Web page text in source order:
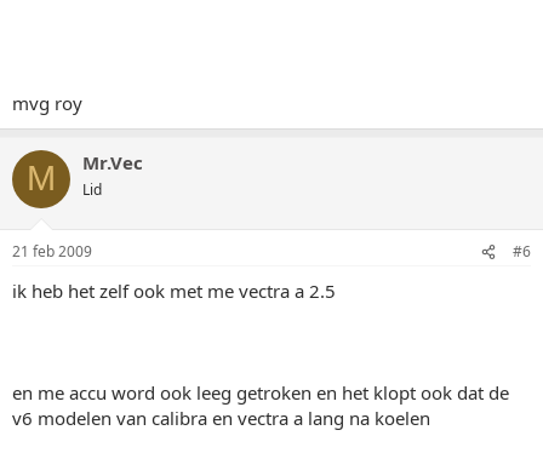
mvg roy
M Mr.Vec
Lid
21 feb 2009 #6
ik heb het zelf ook met me vectra a 2.5
en me accu word ook leeg getroken en het klopt ook dat de
v6 modelen van calibra en vectra a lang na koelen